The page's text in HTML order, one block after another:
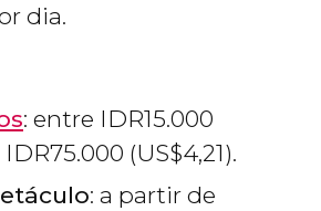
dia.
: entre IDR15.000
IDR75.000 (US$4,21).
: a partir de